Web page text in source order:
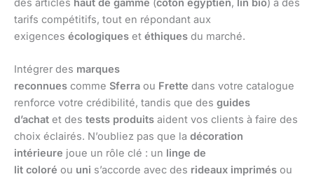
des articles haut de gamme (coton égyptien, lin bio) à des
tarifs compétitifs, tout en répondant aux
exigences écologiques et éthiques du marché.
Intégrer des marques
reconnues comme Sferra ou Frette dans votre catalogue
renforce votre crédibilité, tandis que des guides
d’achat et des tests produits aident vos clients à faire des
choix éclairés. N’oubliez pas que la décoration
intérieure joue un rôle clé : un linge de
lit coloré ou uni s’accorde avec des rideaux imprimés ou